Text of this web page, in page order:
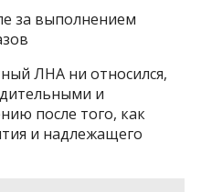
за выполнением
ЛНА ни относился,
и
после того, как
и надлежащего